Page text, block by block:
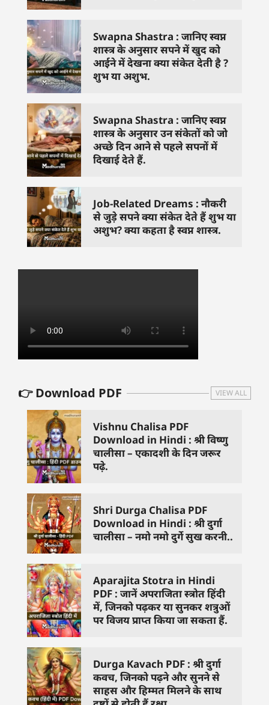
Swapna Shastra : जानिए स्वप्न
शास्त्र के अनुसार सपने में खुद को
आईने में देखना क्या संकेत देती है ?
शुभ या अशुभ.
Swapna Shastra : जानिए स्वप्न
शास्त्र के अनुसार उन संकेतों को जो
अच्छे दिन आने से पहले सपनों में
दिखाई देते हैं.
Job-Related Dreams : नौकरी
से जुड़े सपने क्या संकेत देते हैं शुभ या
अशुभ? क्या कहता है स्वप्न शास्त्र.
👉 Download PDF VIEW ALL
Vishnu Chalisa PDF
Download in Hindi : श्री विष्णु
चालीसा – एकादशी के दिन जरूर
पढ़े.
Shri Durga Chalisa PDF
Download in Hindi : श्री दुर्गा
चालीसा – नमो नमो दुर्गे सुख करनी..
Aparajita Stotra in Hindi
PDF : जानें अपराजिता स्त्रोत हिंदी
में, जिनको पढ़कर या सुनकर शत्रुओं
पर विजय प्राप्त किया जा सकता हैं.
Durga Kavach PDF : श्री दुर्गा
कवच, जिनको पढ़ने और सुनने से
साहस और हिम्मत मिलने के साथ